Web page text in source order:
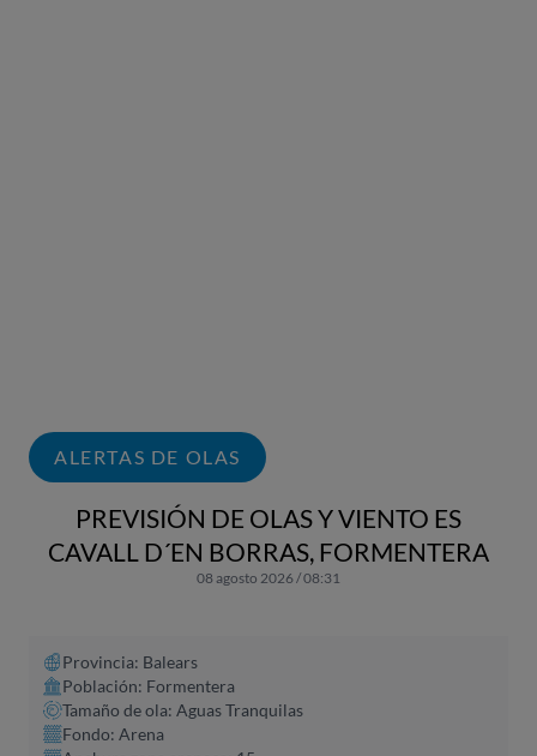
ALERTAS DE OLAS
PREVISIÓN DE OLAS Y VIENTO ES
CAVALL D´EN BORRAS, FORMENTERA
08 agosto 2026 / 08:31
Provincia: Balears
Población: Formentera
Tamaño de ola: Aguas Tranquilas
Fondo: Arena